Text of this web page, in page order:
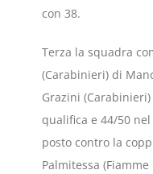
con 38.
Terza la squadra
(Carabinieri) di
Grazini
qualifica e 44/50
posto contro la
Palmitessa